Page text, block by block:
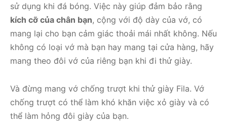
sử dụng khi đá bóng. Việc này giúp đảm bảo rằng
kích cỡ của chân bạn, cộng với độ dày của vớ, có
mang lại cho bạn cảm giác thoải mái nhất không. Nếu
không có loại vớ mà bạn hay mang tại cửa hàng, hãy
mang theo đôi vớ của riêng bạn khi đi thử giày.
Và đừng mang vớ chống trượt khi thử giày Fila. Vớ
chống trượt có thể làm khó khăn việc xỏ giày và có
thể làm hỏng đôi giày của bạn.